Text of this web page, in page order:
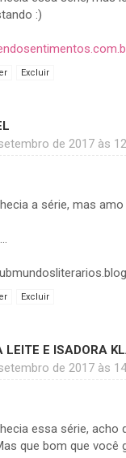
:)
Excluir
de 2017 às
a série, mas
Excluir
LEITE E ISADORA
de 2017 às
essa série, acho
que bom que você